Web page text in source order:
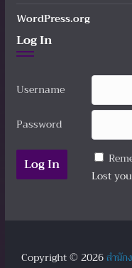
WordPress.org
Log In
Username
Password
Lost
Copyright © 2026สำนัก